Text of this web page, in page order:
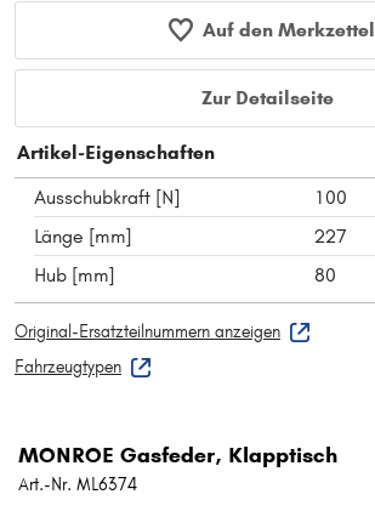
Auf den Merkzettel
Zur Detailseite
Artikel-Eigenschaften
Ausschubkraft [N]
100
Länge [mm]
227
Hub [mm]
80
Original-Ersatzteilnummern anzeigen
Fahrzeugtypen
MONROE Gasfeder, Klapptisch
Art.-Nr. ML6374